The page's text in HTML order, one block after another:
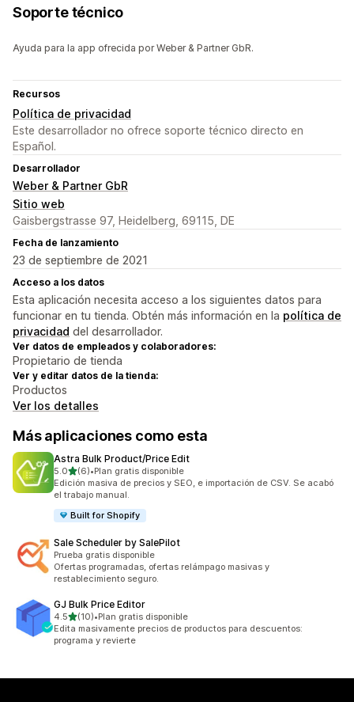
Soporte técnico
Ayuda para la app ofrecida por Weber & Partner GbR.
Recursos
Política de privacidad
Este desarrollador no ofrece soporte técnico directo en
Español.
Desarrollador
Weber & Partner GbR
Sitio web
Gaisbergstrasse 97, Heidelberg, 69115, DE
Fecha de lanzamiento
23 de septiembre de 2021
Acceso a los datos
Esta aplicación necesita acceso a los siguientes datos para
funcionar en tu tienda. Obtén más información en la política de
privacidad del desarrollador.
Ver datos de empleados y colaboradores:
Propietario de tienda
Ver y editar datos de la tienda:
Productos
Ver los detalles
Más aplicaciones como esta
Astra Bulk Product/Price Edit
5.0de 5 estrellas
(6)
6 reseñas en total
•Plan gratis disponible
Edición masiva de precios y SEO, e importación de CSV. Se acabó
el trabajo manual.
Built for Shopify
Sale Scheduler by SalePilot
Prueba gratis disponible
Ofertas programadas, ofertas relámpago masivas y
restablecimiento seguro.
GJ Bulk Price Editor
4.5de 5 estrellas
(10)
10 reseñas en total
•Plan gratis disponible
Edita masivamente precios de productos para descuentos:
programa y revierte